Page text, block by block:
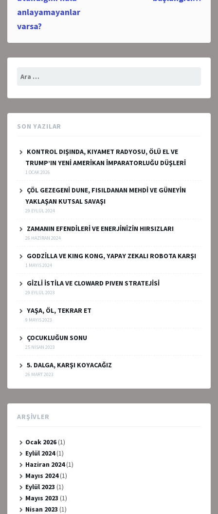
anlayamayanlar
varsa?
SON YAZILAR
KONTROL DIŞINDA, KIYAMET RADYOSU, ÖLÜ EL VE
TRUMP’IN YENİ AMERİKAN İMPARATORLUĞU DÜŞLERİ
1 OCAK 2026
ÇÖL GEZEGENİ DUNE, FISILDANAN MEHDİ VE GÜNEYİN
YAKLAŞAN KUTSAL SAVAŞI
29 EYLÜL 2024
ZAMANIN EFENDİLERİ VE ENERJİNİZİN HIRSIZLARI
26 HAZIRAN 2024
GODZİLLA VE KING KONG, YAPAY ZEKALI ROBOTA KARŞI
1 MAYIS 2024
GİZLİ İSTİLA VE CLOWARD PIVEN STRATEJİSİ
29 EYLÜL 2023
YAŞA, ÖL, TEKRAR ET
9 MAYIS 2023
ÇOCUKLUĞUN SONU
25 NISAN 2023
5. DALGA, KARŞI KOYACAĞIZ
26 MART 2023
ARŞIVLER
Ocak 2026(1)
Eylül 2024(1)
Haziran 2024(1)
Mayıs 2024(1)
Eylül 2023 (1)
Mayıs 2023 (1)
Nisan 2023 (1)